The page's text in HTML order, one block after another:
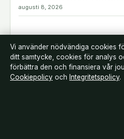
augusti 8, 2026
Mensvärk flera dagar innan
graviditetstecken
augusti 8, 2026
Vi använder nödvändiga cookies
ditt samtycke, cookies för analys
förbättra den och finansiera vår
Cookiepolicy och Integritetspolicy.